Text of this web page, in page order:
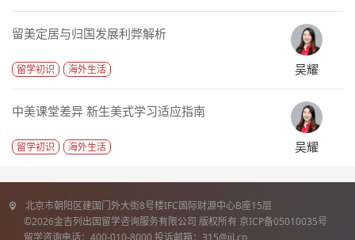
留美定居与归国发展利弊解析
留学初识 海外生活 吴耀
中美课堂差异 新生美式学习适应指南
留学初识 海外生活 吴耀
北京市朝阳区建国门外大街8号楼IFC国际财源中心B座15层
©2026金吉列出国留学咨询服务有限公司 版权所有 京ICP备05010035号
留学咨询电话：400-010-8000 投诉邮箱：315@jjl.cn